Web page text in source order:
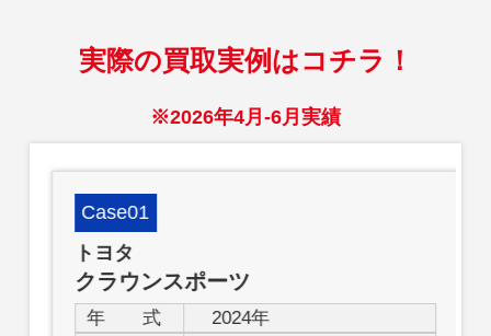
実際の買取実例はコチラ！
※2026年4月-6月実績
Case01
トヨタ
クラウンスポーツ
年 式
2024年